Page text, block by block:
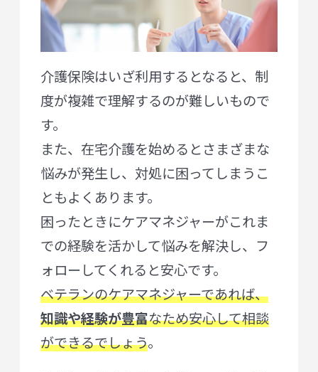
介護保険はいざ利用するとなると、制
度が複雑で理解するのが難しいもので
す。
また、在宅介護を始めるとさまざまな
悩みが発生し、対処に困ってしまうこ
ともよくあります。
困ったときにケアマネジャーがこれま
での経験を活かして悩みを解決し、フ
ォローしてくれると安心です。
ベテランのケアマネジャーであれば、
知識や経験が豊富なため安心して相談
ができるでしょう。